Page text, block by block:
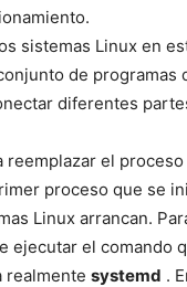
sistemas Linux en
de programas
diferentes
reemplazar el proceso
proceso que se
Linux arrancan.
ejecutar el comando
realmente systemd .